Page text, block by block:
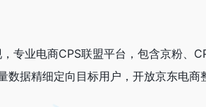
专业电商CPS联盟平台，包含京粉、
数据精细定向目标用户，开放京东电